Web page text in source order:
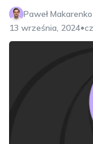
Paweł Makarenko
13 września, 2024•